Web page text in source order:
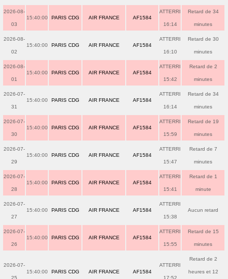
2026-08-
03
15:40:00 PARIS CDG AIR FRANCE AF1584
ATTERRI
16:14
Retard de 34
minutes
2026-08-
02
15:40:00 PARIS CDG AIR FRANCE AF1584
ATTERRI
16:10
Retard de 30
minutes
2026-08-
01
15:40:00 PARIS CDG AIR FRANCE AF1584
ATTERRI
15:42
Retard de 2
minutes
2026-07-
31
15:40:00 PARIS CDG AIR FRANCE AF1584
ATTERRI
16:14
Retard de 34
minutes
2026-07-
30
15:40:00 PARIS CDG AIR FRANCE AF1584
ATTERRI
15:59
Retard de 19
minutes
2026-07-
29
15:40:00 PARIS CDG AIR FRANCE AF1584
ATTERRI
15:47
Retard de 7
minutes
2026-07-
28
15:40:00 PARIS CDG AIR FRANCE AF1584
ATTERRI
15:41
Retard de 1
minute
2026-07-
27
15:40:00 PARIS CDG AIR FRANCE AF1584
ATTERRI
15:38
Aucun retard
2026-07-
26
15:40:00 PARIS CDG AIR FRANCE AF1584
ATTERRI
15:55
Retard de 15
minutes
2026-07-
25
15:40:00 PARIS CDG AIR FRANCE AF1584
ATTERRI
17:52
Retard de 2
heures et 12